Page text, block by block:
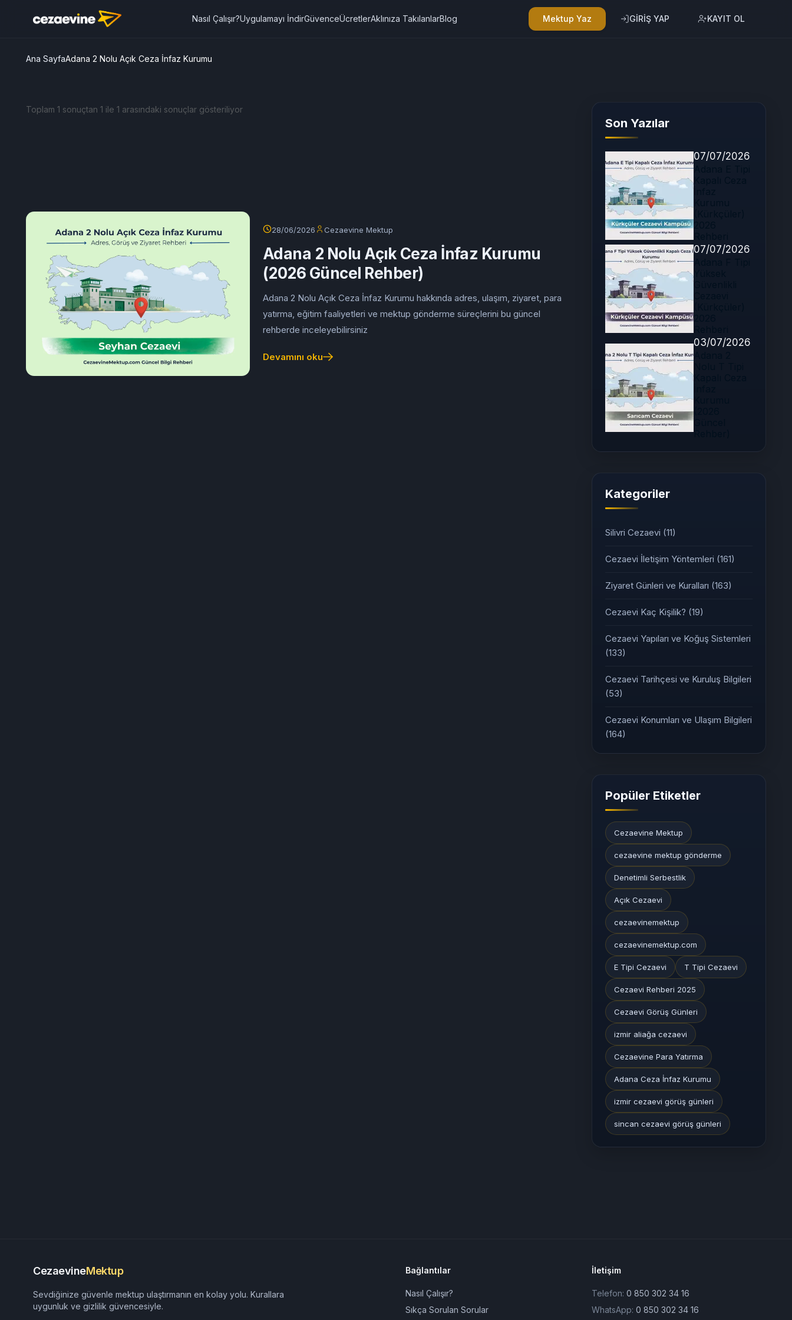
Nasıl Çalışır?Uygulamayı İndirGüvenceÜcretlerAklınıza TakılanlarBlog Mektup Yaz GİRİŞ YAP KAYIT OL
Ana SayfaAdana 2 Nolu Açık Ceza İnfaz Kurumu
Toplam 1 sonuçtan 1 ile 1 arasındaki sonuçlar gösteriliyor
28/06/2026 Cezaevine Mektup
Adana 2 Nolu Açık Ceza İnfaz Kurumu
(2026 Güncel Rehber)
Adana 2 Nolu Açık Ceza İnfaz Kurumu hakkında adres, ulaşım, ziyaret, para
yatırma, eğitim faaliyetleri ve mektup gönderme süreçlerini bu güncel
rehberde inceleyebilirsiniz
Devamını oku
Son Yazılar
07/07/2026
07/07/2026
03/07/2026
Kategoriler
Silivri Cezaevi (11)
Cezaevi İletişim Yöntemleri (161)
Ziyaret Günleri ve Kuralları (163)
Cezaevi Kaç Kişilik? (19)
Cezaevi Yapıları ve Koğuş Sistemleri
(133)
Cezaevi Tarihçesi ve Kuruluş Bilgileri
(53)
Cezaevi Konumları ve Ulaşım Bilgileri
(164)
Popüler Etiketler
Cezaevine Mektup
cezaevine mektup gönderme
Denetimli Serbestlik
Açık Cezaevi
cezaevinemektup
cezaevinemektup.com
E Tipi Cezaevi T Tipi Cezaevi
Cezaevi Rehberi 2025
Cezaevi Görüş Günleri
izmir aliağa cezaevi
Cezaevine Para Yatırma
Adana Ceza İnfaz Kurumu
izmir cezaevi görüş günleri
sincan cezaevi görüş günleri
CezaevineMektup
Sevdiğinize güvenle mektup ulaştırmanın en kolay yolu. Kurallara
uygunluk ve gizlilik güvencesiyle.
Bağlantılar
Nasıl Çalışır?
Sıkça Sorulan Sorular
İletişim
Telefon: 0 850 302 34 16
WhatsApp: 0 850 302 34 16